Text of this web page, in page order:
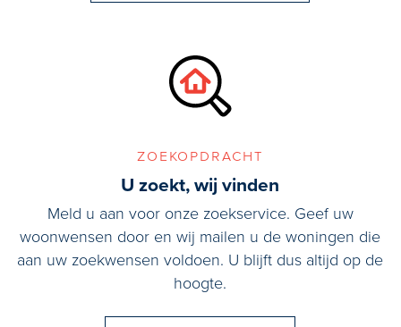
zoekopdracht
U zoekt, wij vinden
Meld u aan voor onze zoekservice. Geef uw
woonwensen door en wij mailen u de woningen die
aan uw zoekwensen voldoen. U blijft dus altijd op de
hoogte.